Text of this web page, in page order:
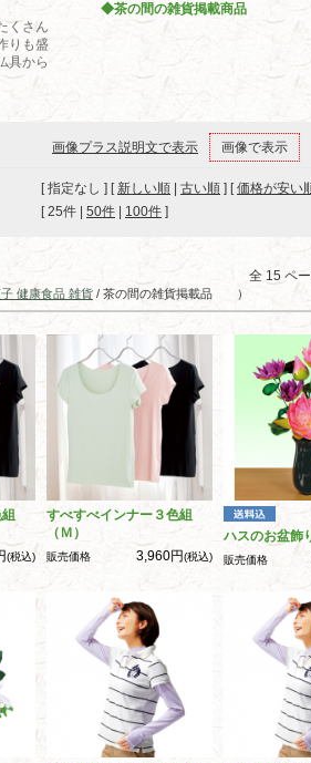
くさん
りも盛
具から
◆茶の間の雑貨掲載商品
画像プラス説明文で表示 画像で表示
[ 指定なし ] [ 新しい順 古い順 ] [価格が安い
[ 25件 50件 100件 ]
全 15 ペ
健康食品 雑貨 / 茶の間の雑貨掲載品 ）
(税込)
すべすべインナー３色組
（Ｍ）
販売価格 3,960円(税込)
ハスのお盆飾
販売価格